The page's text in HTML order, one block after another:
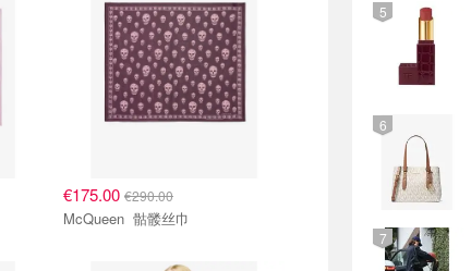
€175.00 €290.00
McQueen 骷髅丝巾